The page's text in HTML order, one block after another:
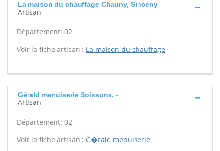
La maison du chauffage Chauny, Sinceny
Artisan
Département: 02
Voir la fiche artisan : La maison du chauffage
Gérald menuiserie Soissons, -
Artisan
Département: 02
Voir la fiche artisan : G�rald menuiserie